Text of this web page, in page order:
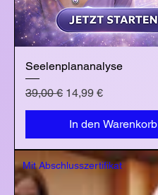
Seelenplananalyse
Standardpreis
39,00 € Sale-Preis
14,99 €
In den Warenkorb
Mit Abschlusszertifikat